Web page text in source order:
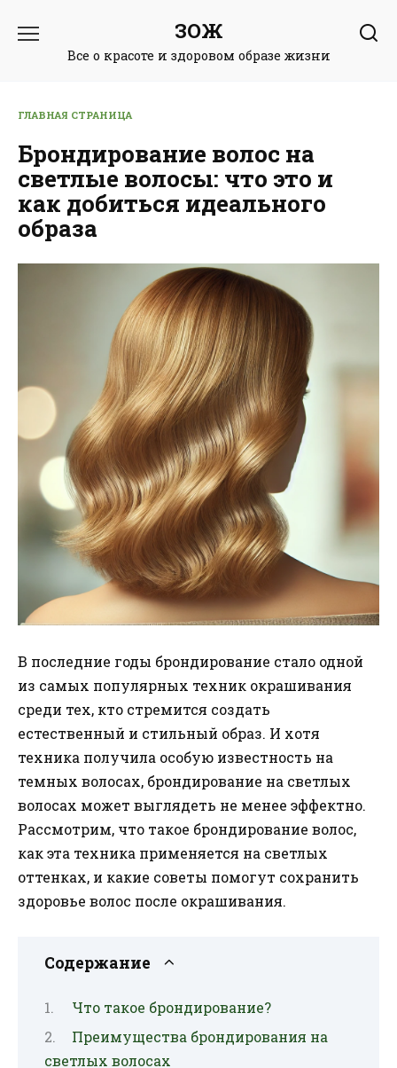
содержанию
ЗОЖ
Все о красоте и здоровом образе жизни
ГЛАВНАЯ СТРАНИЦА
Брондирование волос на
светлые волосы: что это и
как добиться идеального
образа
В последние годы брондирование стало одной
из самых популярных техник окрашивания
среди тех, кто стремится создать
естественный и стильный образ. И хотя
техника получила особую известность на
темных волосах, брондирование на светлых
волосах может выглядеть не менее эффектно.
Рассмотрим, что такое брондирование волос,
как эта техника применяется на светлых
оттенках, и какие советы помогут сохранить
здоровье волос после окрашивания.
Содержание
Что такое брондирование?
Преимущества брондирования на
светлых волосах